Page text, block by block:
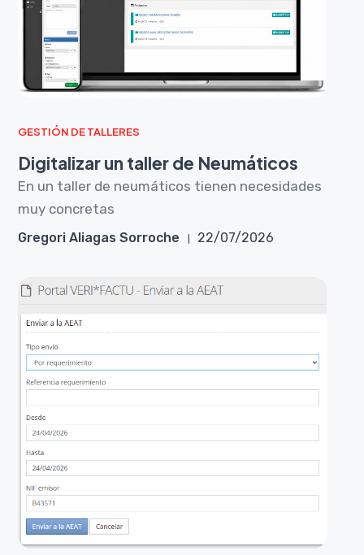
GESTIÓN DE TALLERES
Digitalizar un taller de Neumáticos
En un taller de neumáticos tienen necesidades
muy concretas
Gregori Aliagas Sorroche 22/07/2026